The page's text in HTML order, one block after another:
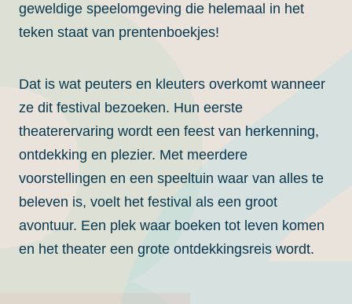
geweldige speelomgeving die helemaal in het
teken staat van prentenboekjes!
Dat is wat peuters en kleuters overkomt wanneer
ze dit festival bezoeken. Hun eerste
theaterervaring wordt een feest van herkenning,
ontdekking en plezier. Met meerdere
voorstellingen en een speeltuin waar van alles te
beleven is, voelt het festival als een groot
avontuur. Een plek waar boeken tot leven komen
en het theater een grote ontdekkingsreis wordt.